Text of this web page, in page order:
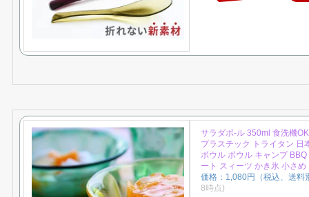
サラダボ-ル 350ml 食洗機
プラスチック トライタン 日
ボウル ボウル キャンプ BBQ
ート スィーツ かき氷 小さめ
価格：1,080円（税込、送料
8時点)